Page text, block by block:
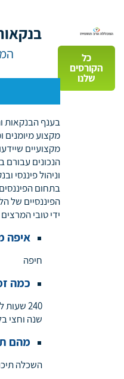
כל
הקורסים
שלנו
בענף הבנקאות
מקצוע
מקצועיים
הנכונים עבורם
וניהול פיננסי
בתחום
הפיננסיים של
ידי טובי
איפה
חיפה
כמה
240
שנה וחצי
מהם
השכלה תיכונית, 12